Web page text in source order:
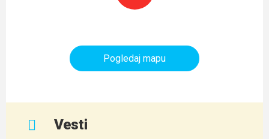
Pogledaj mapu
Vesti